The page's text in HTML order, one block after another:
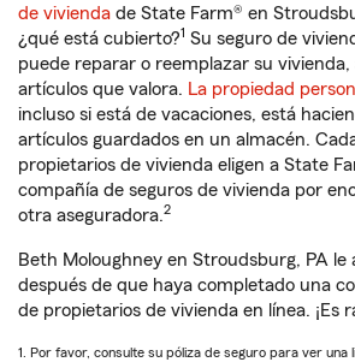
de vivienda de State Farm® en
¿qué está cubierto?1 Su seguro de
puede reparar o reemplazar su vivienda,
artículos que valora. La propiedad
incluso si está de vacaciones, está
artículos guardados en un almacén.
propietarios de vivienda eligen a State
compañía de seguros de vivienda por
otra aseguradora.2
Beth Moloughney en Stroudsburg, PA
después de que haya completado una
de propietarios de vivienda en línea. ¡Es
1. Por favor, consulte su póliza de seguro para ver una